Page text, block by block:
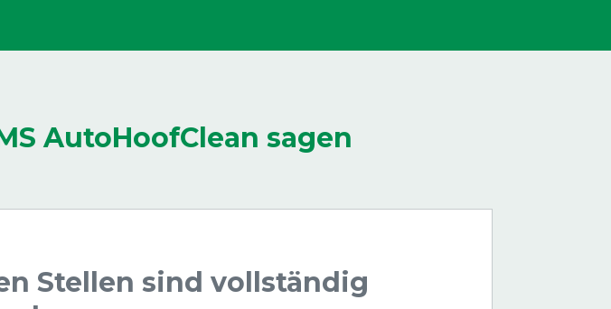
AutoHoofClean sagen
Stellen sind vollständig